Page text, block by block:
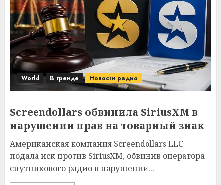
World В тренде Новости радио
Screendollars обвинила SiriusXM в
нарушении прав на товарный знак
Американская компания Screendollars LLC
подала иск против SiriusXM, обвинив оператора
спутникового радио в нарушении...